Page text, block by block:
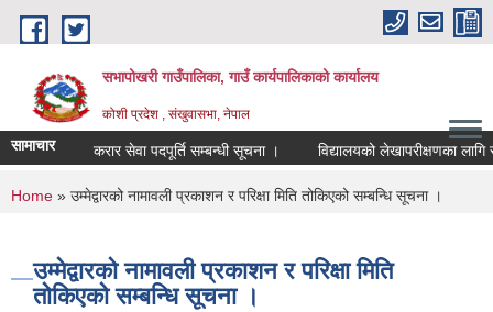
Skip to main content
सभापोखरी गाउँपालिका, गाउँ कार्यपालिकाको कार्यालय
कोशी प्रदेश , संखुवासभा, नेपाल
सामाचार करार सेवा पदपूर्ति सम्बन्धी सूचना ।
You are here
Home » उम्मेद्वारको नामावली प्रकाशन र परिक्षा मिति तोकिएको सम्बन्धि सूचना ।
उम्मेद्वारको नामावली प्रकाशन र परिक्षा मिति
तोकिएको सम्बन्धि सूचना ।